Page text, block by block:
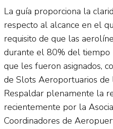
La guía proporciona la
respecto al alcance en el
requisito de que las
durante el 80% del tiempo
que les fueron asignados,
de Slots Aeroportuarios de
Respaldar plenamente la
recientemente por la
Coordinadores de